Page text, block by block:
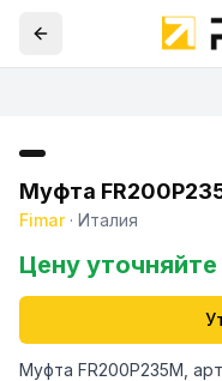
Муфта
Fimar· Италия
Цену уточняйте
Муфта FR200P235M,